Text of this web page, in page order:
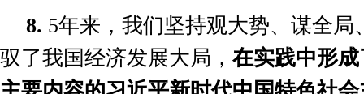
8. 5年来，我们坚持观大势、谋全局
驭了我国经济发展大局， 在实践中形